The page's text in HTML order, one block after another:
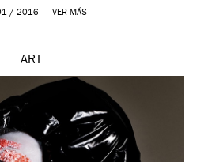
una […]
/ 2016 — VER MÁS
ART